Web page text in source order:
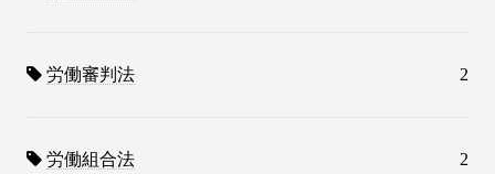
労働審判法 2
労働組合法 2